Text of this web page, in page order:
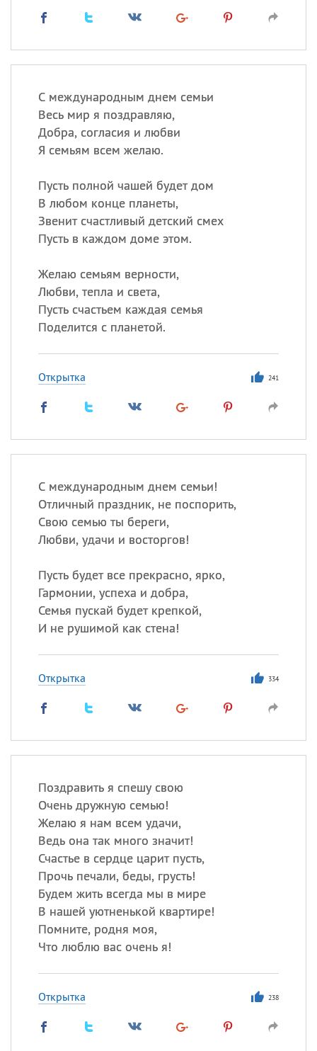
С международным днем семьи
Весь мир я поздравляю,
Добра, согласия и любви
Я семьям всем желаю.
Пусть полной чашей будет дом
В любом конце планеты,
Звенит счастливый детский смех
Пусть в каждом доме этом.
Желаю семьям верности,
Любви, тепла и света,
Пусть счастьем каждая семья
Поделится с планетой.
Открытка 241
С международным днем семьи!
Отличный праздник, не поспорить,
Свою семью ты береги,
Любви, удачи и восторгов!
Пусть будет все прекрасно, ярко,
Гармонии, успеха и добра,
Семья пускай будет крепкой,
И не рушимой как стена!
Открытка 334
Поздравить я спешу свою
Очень дружную семью!
Желаю я нам всем удачи,
Ведь она так много значит!
Счастье в сердце царит пусть,
Прочь печали, беды, грусть!
Будем жить всегда мы в мире
В нашей уютненькой квартире!
Помните, родня моя,
Что люблю вас очень я!
Открытка 238